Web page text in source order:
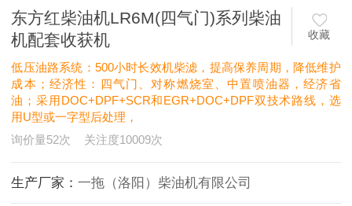
东方红柴油机LR6M(四气门)系列柴油
机配套收获机
收藏
低压油路系统：500小时长效机柴滤，提高保养周期，降低维护
成本；经济性：四气门、对称燃烧室、中置喷油器，经济省
油；采用DOC+DPF+SCR和EGR+DOC+DPF双技术路线，选
用U型或一字型后处理，
询价量52次 关注度10009次
生产厂家：一拖（洛阳）柴油机有限公司